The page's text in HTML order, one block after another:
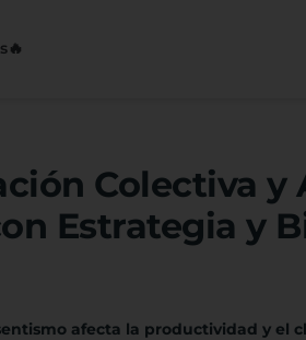
Colectiva y
Estrategia y
afecta la productividad y el